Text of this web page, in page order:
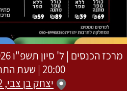
מרכז הכנסים | ל' סיון תשפ"ו
20:00 | שעת התחלה 20:30
יצחק בן צבי, 12, אשקלון